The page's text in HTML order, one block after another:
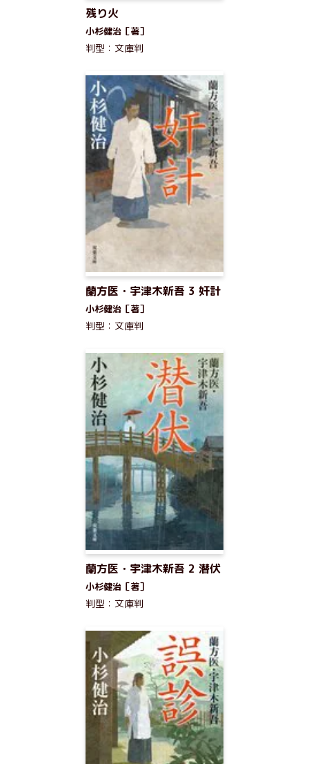
残り火
小杉健治［著］
判型：文庫判
蘭方医・宇津木新吾 3 奸計
小杉健治［著］
判型：文庫判
蘭方医・宇津木新吾 2 潜伏
小杉健治［著］
判型：文庫判